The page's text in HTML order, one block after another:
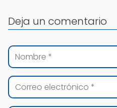
Deja un comentario